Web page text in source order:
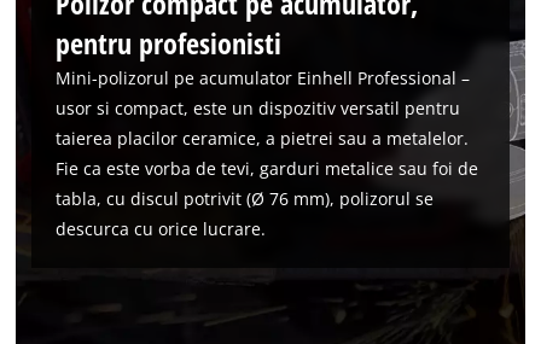
pentru profesionisti
Mini-polizorul pe acumulator Einhell Professional –
usor si compact, este un dispozitiv versatil pentru
taierea placilor ceramice, a pietrei sau a metalelor.
Fie ca este vorba de tevi, garduri metalice sau foi de
tabla, cu discul potrivit (Ø 76 mm), polizorul se
descurca cu orice lucrare.